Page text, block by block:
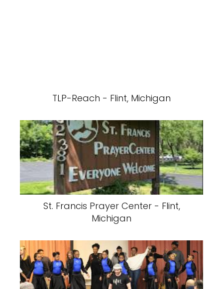
TLP-Reach - Flint, Michigan
St. Francis Prayer Center - Flint,
Michigan